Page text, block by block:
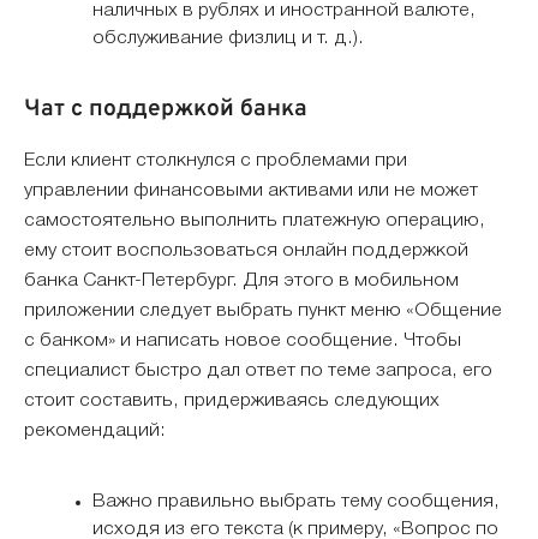
наличных в рублях и иностранной валюте,
обслуживание физлиц и т. д.).
Чат с поддержкой банка
Если клиент столкнулся с проблемами при
управлении финансовыми активами или не может
самостоятельно выполнить платежную операцию,
ему стоит воспользоваться онлайн поддержкой
банка Санкт-Петербург. Для этого в мобильном
приложении следует выбрать пункт меню «Общение
с банком» и написать новое сообщение. Чтобы
специалист быстро дал ответ по теме запроса, его
стоит составить, придерживаясь следующих
рекомендаций:
Важно правильно выбрать тему сообщения,
исходя из его текста (к примеру, «Вопрос по